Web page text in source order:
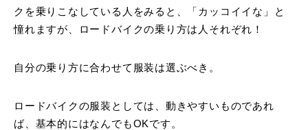
クを乗りこなしている人をみると、「カッコイイな」と
憧れますが、ロードバイクの乗り方は人それぞれ！
自分の乗り方に合わせて服装は選ぶべき。
ロードバイクの服装としては、動きやすいものであれ
ば、基本的にはなんでもOKです。